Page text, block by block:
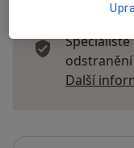
Recenze
Další